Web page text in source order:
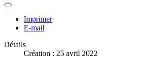
Imprimer
E-mail
Détails
Création : 25 avril 2022